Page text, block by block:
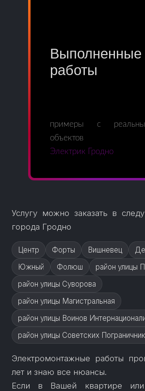
Выполненные
работы
примеры с
объектов
Электрик Гродно
Услугу можно заказать в
города Гродно
Центр Форты Вишневец
Южный
Фолюш
район улицы
район улицы Суворова
район улицы Магистральная
район улицы Воинов
район улицы Советских
Электромонтажные работы
лет и знаю все нюансы.
Если в Вашей квартире